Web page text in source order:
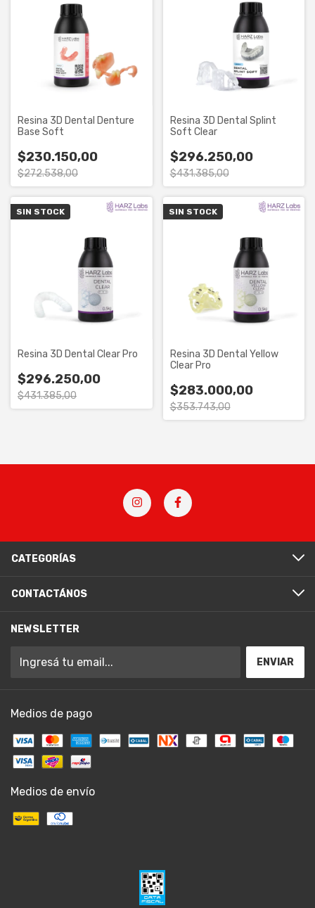
Resina 3D Dental Denture
Base Soft
$230.150,00
$272.538,00
Resina 3D Dental Splint
Soft Clear
$296.250,00
$431.385,00
SIN STOCK
Resina 3D Dental Clear Pro
$296.250,00
$431.385,00
SIN STOCK
Resina 3D Dental Yellow
Clear Pro
$283.000,00
$353.743,00
CATEGORÍAS
CONTACTÁNOS
NEWSLETTER
Medios de pago
Medios de envío